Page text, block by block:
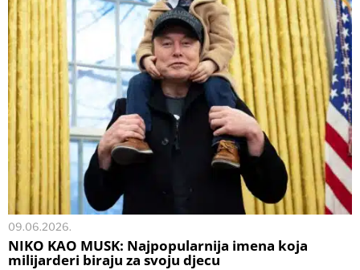
09.06.2026.
NIKO KAO MUSK: Najpopularnija imena koja
milijarderi biraju za svoju djecu